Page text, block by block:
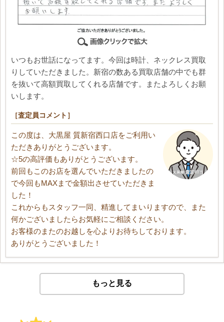
いつもお世話になってます。今回は時計、ネックレス買取
りしていただきました。新宿の数ある買取店舗の中でも群
を抜いて高額買取してくれる店舗です。またよろしくお願
いします。
［査定員コメント］
この度は、大黒屋 質新宿西口店をご利用い
ただきありがとうございます。
☆5の高評価もありがとうございます。
前回もこのお店を選んでいただきましたの
で今回もMAXまで金額出させていただきま
した！
これからもスタッフ一同、精進してまいりますので、また
何かございましたらお気軽にご相談ください。
お客様のまたのお越しを心よりお待ちしております。
ありがとうございました！
もっと見る